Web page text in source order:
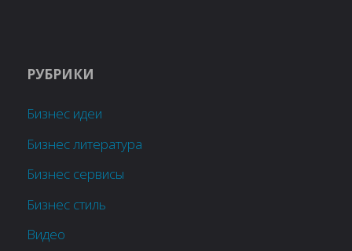
РУБРИКИ
Бизнес идеи
Бизнес литература
Бизнес сервисы
Бизнес стиль
Видео